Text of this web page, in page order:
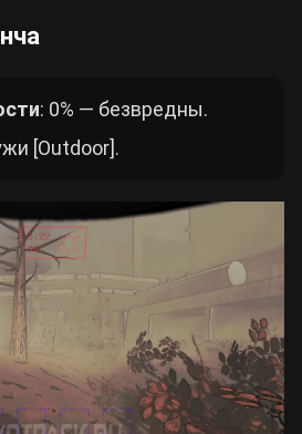
: 0% — безвредны.
[Outdoor].